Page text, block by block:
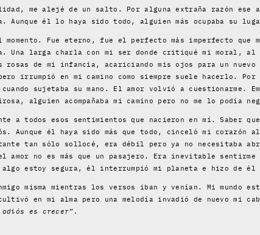
me alejé de un salto. Por alguna extraña razón ese
Aunque él lo haya sido todo, alguien más ocupaba su
momento. Fue eterno, fue el perfecto más imperfecto
Una larga charla con mi ser donde critiqué mi
de mi infancia, acariciando mis ojos para un
irrumpió en mi camino como siempre suele hacerlo.
sujetaba su mano. El amor volvió a cuestionarme.
alguien acompañaba mi camino pero no me lo podía
a todos esos sentimientos que nacieron en mí. Saber
Aunque él haya sido más que todo, cinceló mi corazón
tan sólo sollocé, era débil pero ya no necesitaba
amor no es más que un pasajero. Era inevitable
algo estoy segura, él interrumpió mi planeta e hizo de él
misma mientras los versos iban y venían. Mi
en mi alma pero una melodía invadió de nuevo mi
es crecer”.